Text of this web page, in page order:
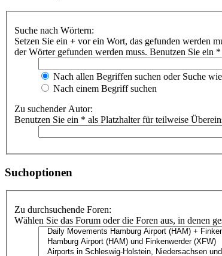
Suche nach Wörtern:
Setzen Sie ein + vor ein Wort, das gefunden werden
der Wörter gefunden werden muss. Benutzen Sie ein
Nach allen Begriffen suchen oder Suche
Nach einem Begriff suchen
Zu suchender Autor:
Benutzen Sie ein * als Platzhalter für teilweise
Suchoptionen
Zu durchsuchende Foren:
Wählen Sie das Forum oder die Foren aus, in denen